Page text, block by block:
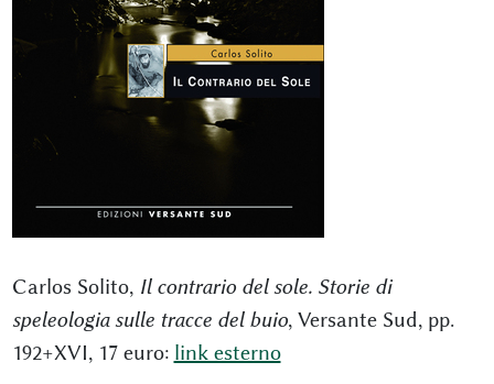
Carlos Solito, Il contrario del sole. Storie di
speleologia sulle tracce del buio, Versante Sud, pp.
192+XVI, 17 euro: link esterno